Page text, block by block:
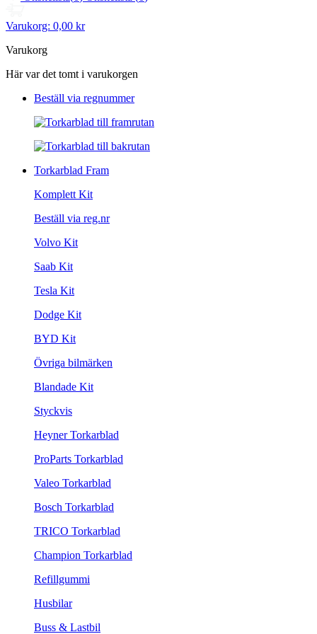
Varukorg: 0,00 kr
Varukorg
Här var det tomt i varukorgen
Beställ via regnummer
Torkarblad Fram
Komplett Kit
Beställ via reg.nr
Volvo Kit
Saab Kit
Tesla Kit
Dodge Kit
BYD Kit
Övriga bilmärken
Blandade Kit
Styckvis
Heyner Torkarblad
ProParts Torkarblad
Valeo Torkarblad
Bosch Torkarblad
TRICO Torkarblad
Champion Torkarblad
Refillgummi
Husbilar
Buss & Lastbil